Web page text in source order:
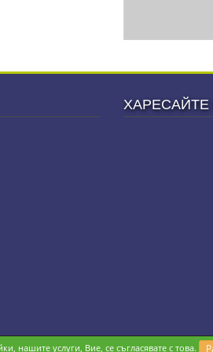
ХАРЕСАЙТЕ
нашите услуги, Вие, се съгласявате с това.